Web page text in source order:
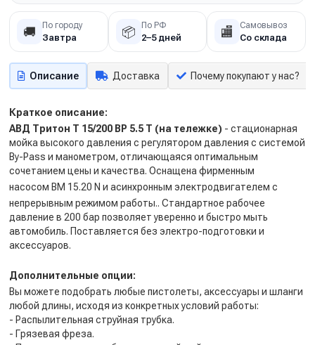
🚚 По городу
Завтра 📦 По РФ
2–5 дней 🏬 Самовывоз
Со склада
Описание Доставка Почему покупают у нас?
Краткое описание:
АВД Тритон T 15/200 BP 5.5 T (на тележке) - стационарная
мойка высокого давления с регулятором давления с системой
By-Pass и манометром, отличающаяся оптимальным
сочетанием цены и качества. Оснащена фирменным
насосом BM 15.20 N и асинхронным электродвигателем с
непрерывным режимом работы.. Стандартное рабочее
давление в 200 бар позволяет уверенно и быстро мыть
автомобиль. Поставляется без электро-подготовки и
аксессуаров.
Дополнительные опции:
Вы можете подобрать любые пистолеты, аксессуары и шланги
любой длины, исходя из конкретных условий работы:
- Распылительная струйная трубка.
- Грязевая фреза.